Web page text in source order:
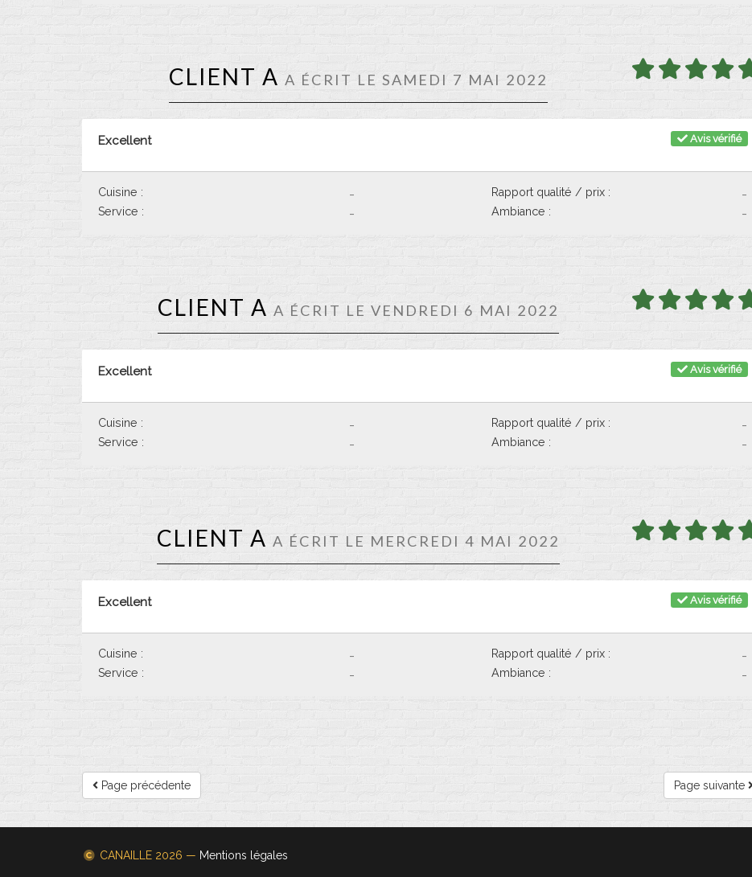
CLIENT A A ÉCRIT LE SAMEDI 7 MAI 2022
Avis vérifié
Excellent
-
Cuisine : -
Rapport qualité / prix :
-
Service : -
Ambiance :
CLIENT A A ÉCRIT LE VENDREDI 6 MAI 2022
Avis vérifié
Excellent
-
Cuisine : -
Rapport qualité / prix :
-
Service : -
Ambiance :
CLIENT A A ÉCRIT LE MERCREDI 4 MAI 2022
Avis vérifié
Excellent
-
Cuisine : -
Rapport qualité / prix :
-
Service : -
Ambiance :
Page suivante
Page précédente
CANAILLE2026 — Mentions légales